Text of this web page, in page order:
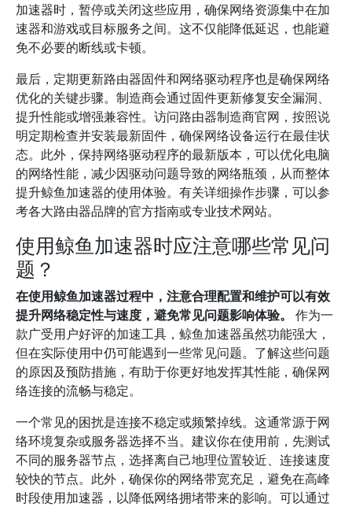
加速器时，暂停或关闭这些应用，确保网络资源集中在加
速器和游戏或目标服务之间。这不仅能降低延迟，也能避
免不必要的断线或卡顿。
最后，定期更新路由器固件和网络驱动程序也是确保网络
优化的关键步骤。制造商会通过固件更新修复安全漏洞、
提升性能或增强兼容性。访问路由器制造商官网，按照说
明定期检查并安装最新固件，确保网络设备运行在最佳状
态。此外，保持网络驱动程序的最新版本，可以优化电脑
的网络性能，减少因驱动问题导致的网络瓶颈，从而整体
提升鲸鱼加速器的使用体验。有关详细操作步骤，可以参
考各大路由器品牌的官方指南或专业技术网站。
使用鲸鱼加速器时应注意哪些常见问
题？
在使用鲸鱼加速器过程中，注意合理配置和维护可以有效
提升网络稳定性与速度，避免常见问题影响体验。
作为一
款广受用户好评的加速工具，鲸鱼加速器虽然功能强大，
但在实际使用中仍可能遇到一些常见问题。了解这些问题
的原因及预防措施，有助于你更好地发挥其性能，确保网
络连接的流畅与稳定。
一个常见的困扰是连接不稳定或频繁掉线。这通常源于网
络环境复杂或服务器选择不当。建议你在使用前，先测试
不同的服务器节点，选择离自己地理位置较近、连接速度
较快的节点。此外，确保你的网络带宽充足，避免在高峰
时段使用加速器，以降低网络拥堵带来的影响。可以通过